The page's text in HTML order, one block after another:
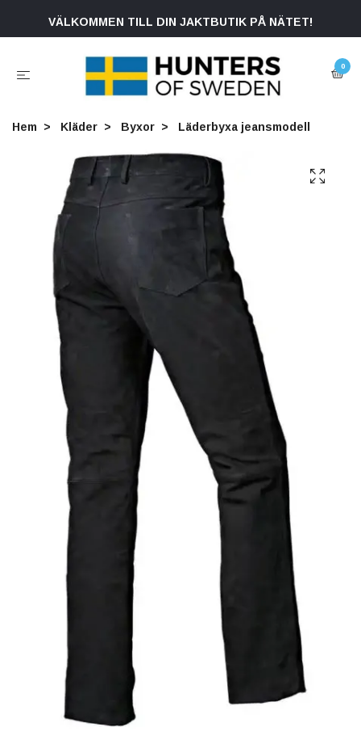
VÄLKOMMEN TILL DIN JAKTBUTIK PÅ NÄTET!
0
Hem Kläder Byxor Läderbyxa jeansmodell